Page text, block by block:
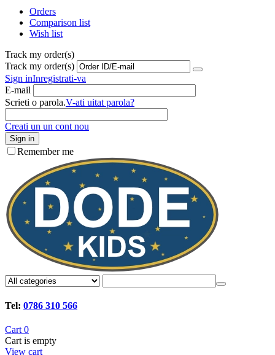
Orders
Comparison list
Wish list
Track my order(s)
Track my order(s)
Sign inInregistrati-va
E-mail
Scrieti o parola.V-ati uitat parola?
Creati un un cont nou
Sign in
Remember me
Tel: 0786 310 566
Cart 0
Cart is empty
View cart